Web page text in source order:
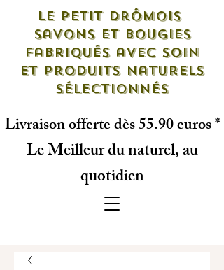
Le petit drômois
savons et bougies
fabriqués avec soin
et produits naturels
sélectionnés
Livraison offerte dès 55.90 euros *
Le Meilleur du naturel, au
quotidien